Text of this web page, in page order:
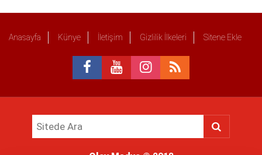
Anasayfa Künye İletişim Gizlilik İlkeleri Sitene Ekle